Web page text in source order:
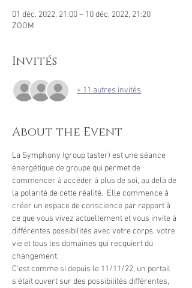
01 déc. 2022, 21:00 – 10 déc. 2022, 21:20
ZOOM
Invités
+ 11 autres invités
About the Event
La Symphony (group taster) est une séance
énergétique de groupe qui permet de
commencer à accéder à plus de soi, au delà de
la polarité de cette réalité.  Elle commence à
créer un espace de conscience par rapport à
ce que vous vivez actuellement et vous invite à
différentes possibilités avec votre corps, votre
vie et tous les domaines qui recquiert du
changement.
C'est comme si depuis le 11/11/22, un portail
s'était ouvert sur des possibilités différentes,